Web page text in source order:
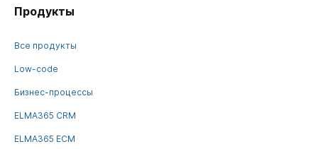
Продукты
Все продукты
Low-code
Бизнес-процессы
ELMA365 CRM
ELMA365 ECM